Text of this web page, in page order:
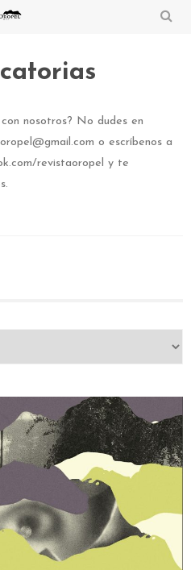
nosotros? No dudes en
o escríbenos a
revistaoropel y te